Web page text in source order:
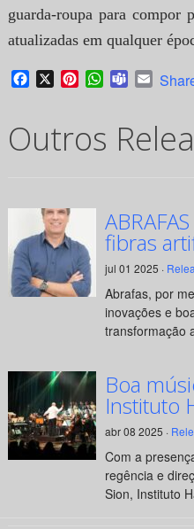
guarda-roupa para compor
atualizadas em qualquer
Facebook
X PinterestWhatsApp
TeamsEmail
Outros
fibras
jul 01 2025 ·
Abrafas, por
inovações e
transformação
Boa
Instituto
abr 08 2025 ·
Com a
regência e
Sion, Instituto